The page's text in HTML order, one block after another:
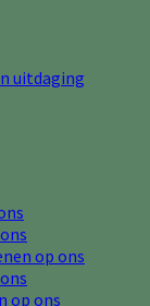
uitdaging
op ons
op ons